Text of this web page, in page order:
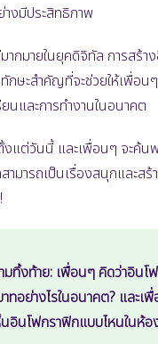
างมีประสิทธิภาพ
ากมายในยุคดิจิทัล การสร้า
กษะสำคัญที่จะช่วยให้เพื่อน
ยนและการทำงานในอนาคต
แต่วันนี้ และเพื่อนๆ จะค้น
ามารถเป็นเรื่องสนุกและสร้
มทิ้งท้าย: เพื่อนๆ คิดว่าอินโ
ทอย่างไรในอนาคต? และเ
อินโฟกราฟิกแบบไหนในห้อ